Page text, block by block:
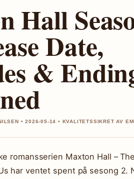
Hall
Date,
&
• 2026-05-14 • KVALITETSSIKRET AV
romansserien Maxton Hall –
har ventet spent på sesong 2.